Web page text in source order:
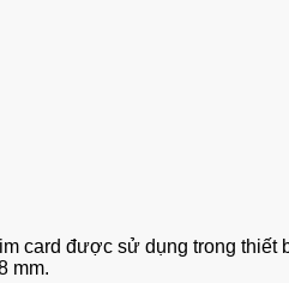
card được sử dụng trong
mm.